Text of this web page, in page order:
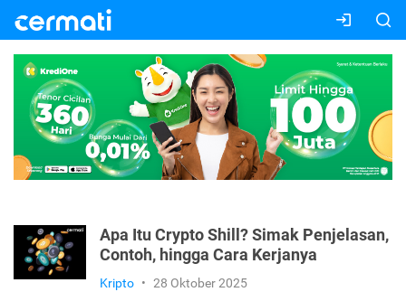
Apa Itu Crypto Shill? Simak Penjelasan,
Contoh, hingga Cara Kerjanya
Kripto • 28 Oktober 2025